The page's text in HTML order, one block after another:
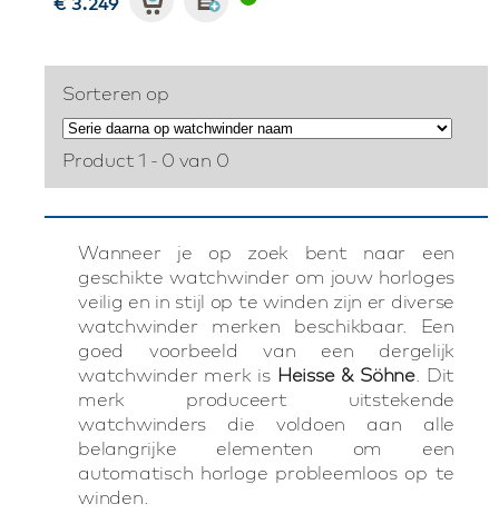
Sorteren op
Product 1 - 0 van 0
Wanneer je op zoek bent naar een
geschikte watchwinder om jouw horloges
veilig en in stijl op te winden zijn er diverse
watchwinder merken beschikbaar. Een
goed voorbeeld van een dergelijk
watchwinder merk is Heisse & Söhne. Dit
merk produceert uitstekende
watchwinders die voldoen aan alle
belangrijke elementen om een
automatisch horloge probleemloos op te
winden.